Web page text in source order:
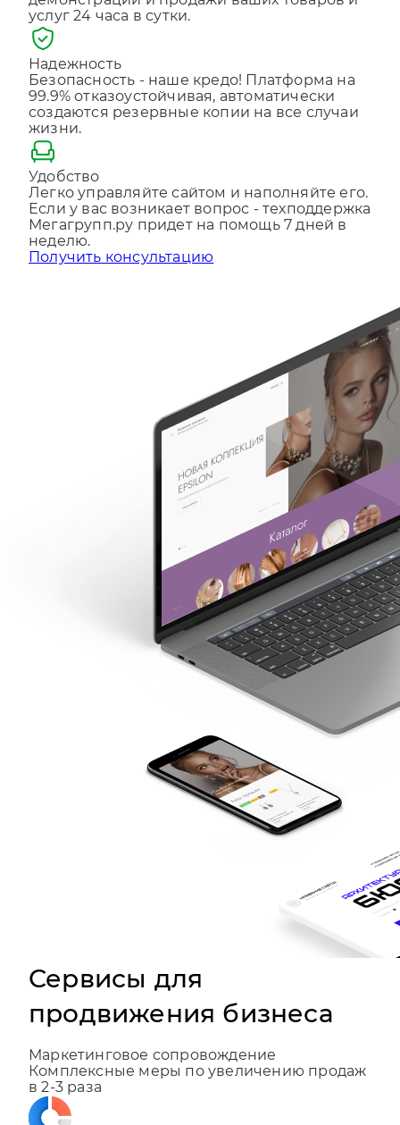
Надежность
Безопасность - наше кредо! Платформа на
99.9% отказоустойчивая, автоматически
создаются резервные копии на все случаи
жизни.
Удобство
Легко управляйте сайтом и наполняйте его.
Если у вас возникает вопрос - техподдержка
Мегагрупп.ру придет на помощь 7 дней в
неделю.
Получить консультацию
Сервисы для
продвижения бизнеса
Комплексные меры по увеличению продаж
в 2-3 раза